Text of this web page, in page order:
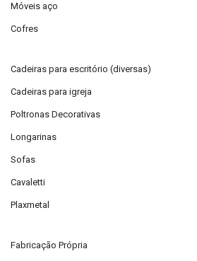
Móveis aço
Cofres
Cadeiras para escritório (diversas)
Cadeiras para igreja
Poltronas Decorativas
Longarinas
Sofas
Cavaletti
Plaxmetal
Fabricação Própria